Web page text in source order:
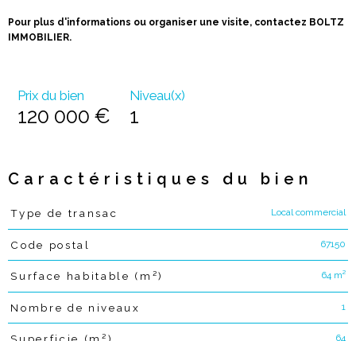
Pour plus d'informations ou organiser une visite, contactez BOLTZ
IMMOBILIER.
Prix du bien
120 000 €
Niveau(x)
1
Caractéristiques du bien
Caractéristiques Valeurs
Type de transac Local commercial
Code postal 67150
Surface habitable (m²) 64 m²
Nombre de niveaux 1
64